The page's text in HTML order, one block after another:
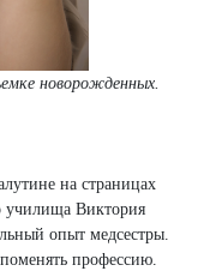
новорожденных.
на страницах
училища Виктория
опыт медсестры.
профессию.